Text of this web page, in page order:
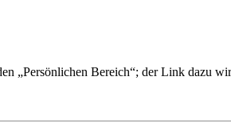
„Persönlichen Bereich“; der Link dazu